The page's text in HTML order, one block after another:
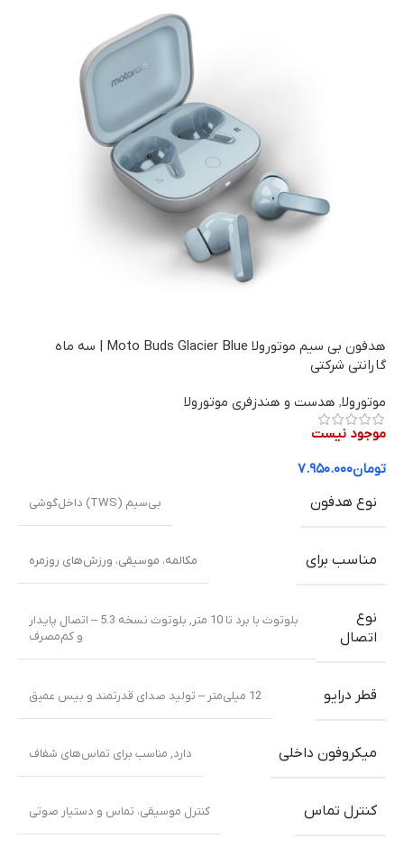
هدفون بی‌ سیم موتورولا Moto Buds Glacier Blue | سه ماه
گارانتی شرکتی
موتورولا, هدست و هندزفری موتورولا
موجود نیست
تومان۷.۹۵۰.۰۰۰
نوع هدفون
بی‌سیم (TWS) داخل‌گوشی
مناسب برای مکالمه، موسیقی، ورزش‌های روزمره
نوع
اتصال
بلوتوث با برد تا 10 متر ,
بلوتوث نسخه 5.3 – اتصال پایدار
و کم‌مصرف
قطر درایو 12 میلی‌متر – تولید صدای قدرتمند و بیس عمیق
میکروفون داخلی دارد, مناسب برای تماس‌های شفاف
کنترل تماس کنترل موسیقی، تماس و دستیار صوتی